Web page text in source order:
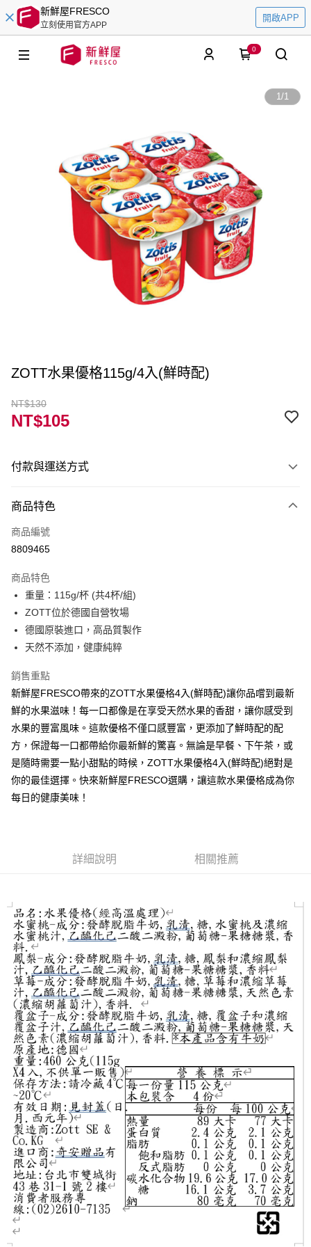
新鮮屋FRESCO
立刻使用官方APP
開啟APP
0
1/1
ZOTT水果優格115g/4入(鮮時配)
NT$130
NT$105
付款與運送方式
信用卡一次付款
LINE Pay
街口支付
ATM付款
運送方式
常溫宅配
每筆NT$225
鮮時配（台北市全區、新北市板橋、三重、中和、永和、新店、新
莊及蘆洲區）
商品特色
商品編號
8809465
商品特色
重量：115g/杯 (共4杯/組)
ZOTT位於德國自營牧場
德國原裝進口，高品質製作
天然不添加，健康純粹
銷售重點
新鮮屋FRESCO帶來的ZOTT水果優格4入(鮮時配)讓你品嚐到最新
鮮的水果滋味！每一口都像是在享受天然水果的香甜，讓你感受到
水果的豐富風味。這款優格不僅口感豐富，更添加了鮮時配的配
方，保證每一口都帶給你最新鮮的驚喜。無論是早餐、下午茶，或
是隨時需要一點小甜點的時候，ZOTT水果優格4入(鮮時配)絕對是
你的最佳選擇。快來新鮮屋FRESCO選購，讓這款水果優格成為你
每日的健康美味！
詳細說明 相關推薦